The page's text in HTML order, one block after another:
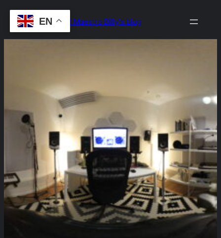
Skip
content
Drop the Beat! Maestro Billy's blog
EN